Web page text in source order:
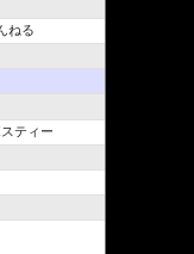
ねる
ティー